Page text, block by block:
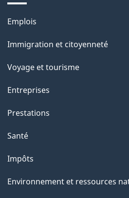
s
u
e
t
e
a
g
Thèmes
sujets
Emplois
Immigration et citoyenneté
Voyage et tourisme
Entreprises
Prestations
Santé
Impôts
Environnement et ressources